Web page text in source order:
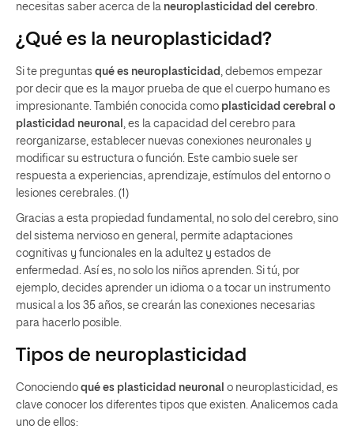
necesitas saber acerca de la neuroplasticidad del cerebro.
¿Qué es la neuroplasticidad?
Si te preguntas qué es neuroplasticidad, debemos empezar
por decir que es la mayor prueba de que el cuerpo humano es
impresionante. También conocida como plasticidad cerebral o
plasticidad neuronal , es la capacidad del cerebro para
reorganizarse, establecer nuevas conexiones neuronales y
modificar su estructura o función. Este cambio suele ser
respuesta a experiencias, aprendizaje, estímulos del entorno o
lesiones cerebrales. (1)
Gracias a esta propiedad fundamental, no solo del cerebro, sino
del sistema nervioso en general, permite adaptaciones
cognitivas y funcionales en la adultez y estados de
enfermedad. Así es, no solo los niños aprenden. Si tú, por
ejemplo, decides aprender un idioma o a tocar un instrumento
musical a los 35 años, se crearán las conexiones necesarias
para hacerlo posible.
Tipos de neuroplasticidad
Conociendo qué es plasticidad neuronal o neuroplasticidad, es
clave conocer los diferentes tipos que existen. Analicemos cada
uno de ellos: